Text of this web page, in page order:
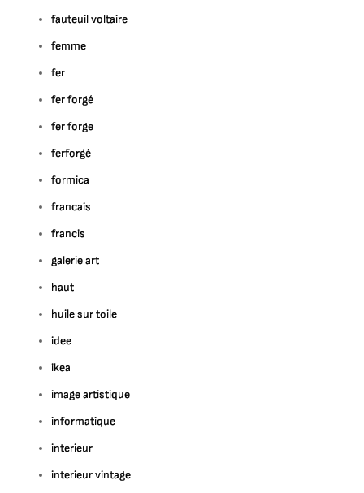
fauteuil voltaire
femme
fer
fer forgé
fer forge
ferforgé
formica
francais
francis
galerie art
haut
huile sur toile
idee
ikea
image artistique
informatique
interieur
interieur vintage